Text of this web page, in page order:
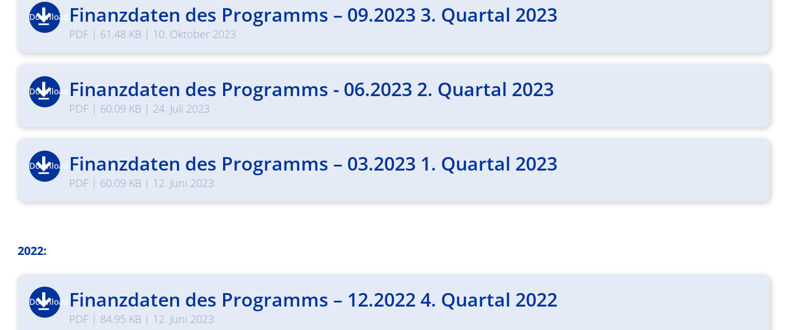
Download Finanzdaten des Programms – 09.2023 3. Quartal 2023
PDF| 61.48 KB | 10. Oktober 2023
Download Finanzdaten des Programms - 06.2023 2. Quartal 2023
PDF| 60.09 KB | 24. Juli 2023
Download Finanzdaten des Programms – 03.2023 1. Quartal 2023
PDF| 60.09 KB | 12. Juni 2023
2022:
Download Finanzdaten des Programms – 12.2022 4. Quartal 2022
PDF| 84.95 KB | 12. Juni 2023